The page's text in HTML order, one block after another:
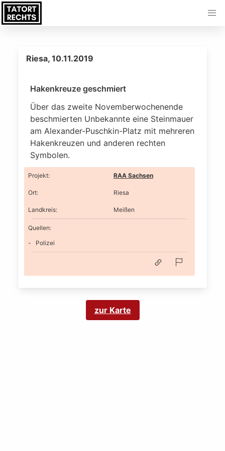
Riesa, 10.11.2019
Hakenkreuze geschmiert
Über das zweite Novemberwochenende
beschmierten Unbekannte eine Steinmauer
am Alexander-Puschkin-Platz mit mehreren
Hakenkreuzen und anderen rechten
Symbolen.
Projekt: RAA Sachsen
Ort: Riesa
Landkreis: Meißen
Quellen:
Polizei
zur Karte